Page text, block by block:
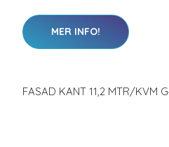
MER INFO!
FASAD KANT 11,2 MTR/KVM